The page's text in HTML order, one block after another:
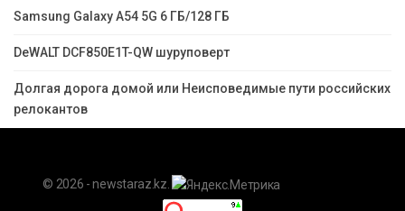
Samsung Galaxy A54 5G 6 ГБ/128 ГБ
DeWALT DCF850E1T-QW шуруповерт
Долгая дорога домой или Неисповедимые пути российских
релокантов
© 2026 - newstaraz.kz.